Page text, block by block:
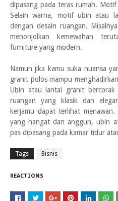
dipasang pada teras rumah.
Selain warna, motif ubin atau
dengan desain ruangan.
menonjolkan kemewahan
furniture yang modern.
Namun jika kamu suka nuansa
granit polos mampu
Ubin atau lantai granit bercorak
ruangan yang klasik dan
kerjamu dapat terlihat
yang hangat dan anggun, ubin
pas dipasang pada kamar tidur
Tags Bisnis
REACTIONS